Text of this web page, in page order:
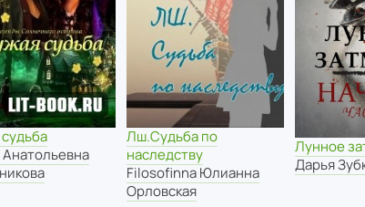
Лш.Судьба по
наследству
Filosofinna Юлианна
Орловская
Лунное
Дарья